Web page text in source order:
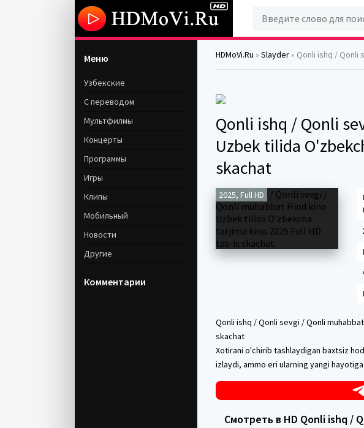
HDMoVi.Ru » Slayder » Qonli ishq / Qonli sevgi /
Qonli ishq / Qonli
Uzbek tilida
skachat
2025, Full HD
Qonli ishq / Qonli sevgi / Qonli
skachat
Xotirani o'chirib tashlaydigan baxtsiz
izlaydi, ammo eri ularning yangi
Смотреть в HD Qonli ishq /
Меню
Узбекские
С переводом
Мультфилмы
Концерты
Программы
Игры
Клипы
Мобильный
Новости
Другие
Комментарии